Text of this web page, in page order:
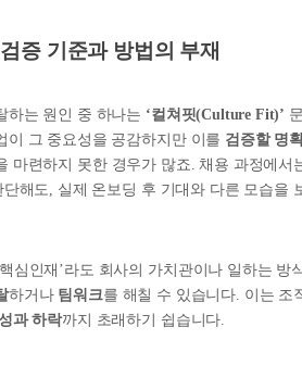
증 기준과 방법의 부재
하는 원인 중 하나는 ‘컬쳐핏(Culture Fit)’
이 그 중요성을 공감하지만 이를 검증할 명
마련하지 못한 경우가 많죠. 채용 과정에서
단해도, 실제 온보딩 후 기대와 다른 모습을
심인재’라도 회사의 가치관이나 일하는 방
하거나 팀워크를 해칠 수 있습니다. 이는 조
과 하락까지 초래하기 쉽습니다.